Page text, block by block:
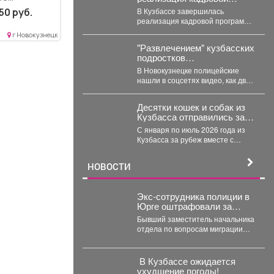
руб.
г Новокузнецк
программы «СВОи Герои.
В Кузбассе завершилась
реализация кадровой программы
адаптацию ветеранов
специальной...
"Развлечением" кузбасских
подростков
заинтересовались
силовики: родителей
вызвали в полицию
В Новокузнецке полицейские
нашли в соцсетях видео, как двое
сзади....
Десятки кошек и собак из
Кузбасса отправились за
границу
С января по июль 2026 года из
Кузбасса за рубеж вместе с
НОВОСТИ
Экс-сотрудника полиции в
Юрге оштрафовали за
передачу данных о
подростке
Бывший заместитель начальника
отдела по вопросам миграции
виновным в том, что слил...
️ В Кузбассе ожидается
ухудшение погоды!